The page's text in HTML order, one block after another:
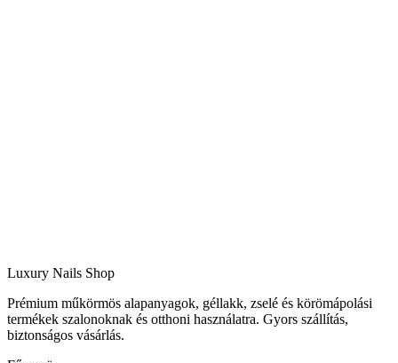
Luxury Nails Shop
Prémium műkörmös alapanyagok, géllakk, zselé és körömápolási
termékek szalonoknak és otthoni használatra. Gyors szállítás,
biztonságos vásárlás.